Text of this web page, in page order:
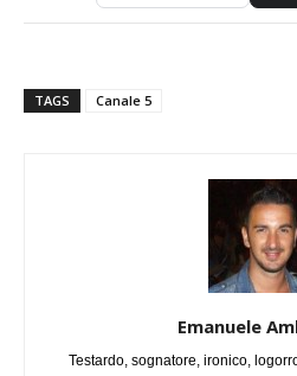
TAGS Canale 5
Emanuele
Testardo, sognatore, ironico,